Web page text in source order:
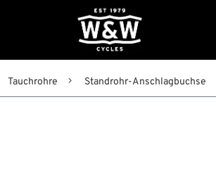
Tauchrohre Standrohr-Anschlagbuchse